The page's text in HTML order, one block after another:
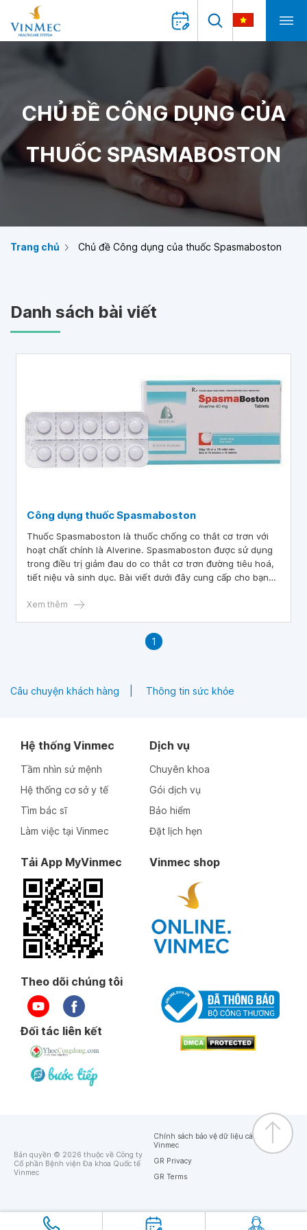
CHỦ ĐỀ CÔNG DỤNG CỦA
THUỐC SPASMABOSTON
Trang chủ Chủ đề Công dụng của thuốc Spasmaboston
Danh sách bài viết
Công dụng thuốc Spasmaboston
Thuốc Spasmaboston là thuốc chống co thắt cơ trơn với
hoạt chất chính là Alverine. Spasmaboston được sử dụng
trong điều trị giảm đau do co thắt cơ trơn đường tiêu hoá,
tiết niệu và sinh dục. Bài viết dưới đây cung cấp cho bạn
Spasmaboston.
Xem thêm
1
Câu chuyện khách hàng Thông tin sức khỏe
Hệ thống Vinmec
Tầm nhìn sứ mệnh
Hệ thống cơ sở y tế
Tìm bác sĩ
Làm việc tại Vinmec
Dịch vụ
Chuyên khoa
Gói dịch vụ
Bảo hiểm
Đặt lịch hẹn
Tải App MyVinmec Vinmec shop
Theo dõi chúng tôi
Đối tác liên kết
Bản quyền © 2026 thuộc về Công ty
Cổ phần Bệnh viện Đa khoa Quốc tế
Vinmec
Chính sách bảo vệ dữ liệu cá nhân của
Vinmec
GR Privacy
GR Terms